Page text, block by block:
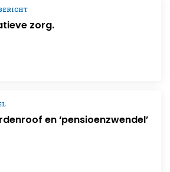
zorg.
en ‘pensioenzwendel’